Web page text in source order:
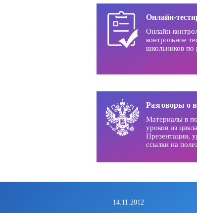
Онлайн-
Онлайн-
контрольное
школьников
Разговоры о
Материалы в
уроков из
Презентации,
ссылки на
14.11.2012